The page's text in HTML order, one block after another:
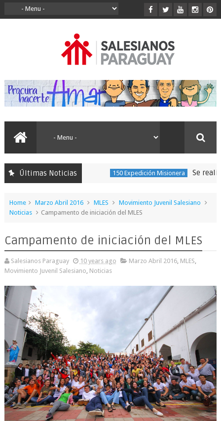
Últimas Noticias 150 Expedición Misionera Se realizó la
Home Marzo Abril 2016 MLES
Movimiento Juvenil Salesiano
Noticias
Campamento de iniciación del MLES
Campamento de iniciación del MLES
Salesianos Paraguay 10 years ago Marzo Abril 2016, MLES
Movimiento Juvenil Salesiano Noticias